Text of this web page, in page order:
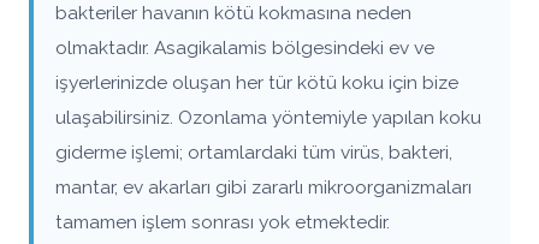
bakteriler havanın kötü kokmasına neden
olmaktadır. Asagikalamis bölgesindeki ev ve
işyerlerinizde oluşan her tür kötü koku için bize
ulaşabilirsiniz. Ozonlama yöntemiyle yapılan koku
giderme işlemi; ortamlardaki tüm virüs, bakteri,
mantar, ev akarları gibi zararlı mikroorganizmaları
tamamen işlem sonrası yok etmektedir.